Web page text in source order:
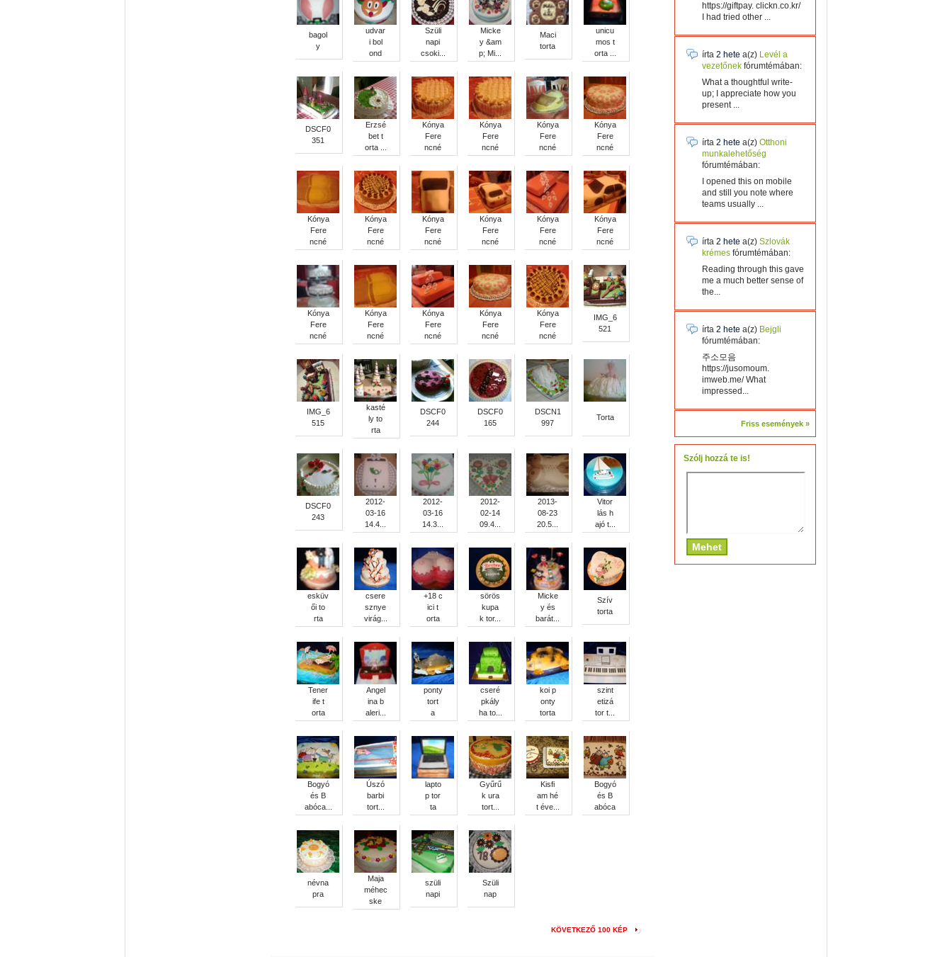
bagol
y
udvar
i bol
ond
Szüli
napi
csoki...
Micke
y &am
p; Mi...
Maci
torta
unicu
mos t
orta ...
DSCF0
351
Erzsé
bet t
orta ...
Kónya
Fere
ncné
Kónya
Fere
ncné
Kónya
Fere
ncné
Kónya
Fere
ncné
Kónya
Fere
ncné
Kónya
Fere
ncné
Kónya
Fere
ncné
Kónya
Fere
ncné
Kónya
Fere
ncné
Kónya
Fere
ncné
Kónya
Fere
ncné
Kónya
Fere
ncné
Kónya
Fere
ncné
Kónya
Fere
ncné
Kónya
Fere
ncné
IMG_6
521
IMG_6
515
kasté
ly to
rta
DSCF0
244
DSCF0
165
DSCN1
997
Torta
DSCF0
243
2012-
03-16
14.4...
2012-
03-16
14.3...
2012-
02-14
09.4...
2013-
08-23
20.5...
Vitor
lás h
ajó t...
esküv
ői to
rta
csere
sznye
virág...
+18 c
ici t
orta
sörös
kupa
k tor...
Micke
y és
barát...
Szív
torta
Tener
ife t
orta
Angel
ina b
aleri...
ponty
tort
a
cseré
pkály
ha to...
koi p
onty
torta
szint
etizá
tor t...
Bogyó
és B
abóca...
Úszó
barbi
tort...
lapto
p tor
ta
Gyűrű
k ura
tort...
Kisfi
am hé
t éve...
Bogyó
és B
abóca
névna
pra
Maja
méhec
ske
szüli
napi
Szüli
nap
KÖVETKEZŐ 100 KÉP
https://giftpay. clickn.co.kr/
I had tried other ...
írta 2 hete a(z) Levél a
vezetőnek fórumtémában:
What a thoughtful write-
up; I appreciate how you
present ...
írta 2 hete a(z) Otthoni
munkalehetőség
fórumtémában:
I opened this on mobile
and still you note where
teams usually ...
írta 2 hete a(z) Szlovák
krémes fórumtémában:
Reading through this gave
me a much better sense of
the...
írta 2 hete a(z) Bejgli
fórumtémában:
주소모음
https://jusomoum.
imweb.me/ What
impressed...
Friss események »
Szólj hozzá te is!